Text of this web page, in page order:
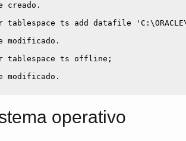
creado.
tablespace ts add datafile
modificado.
tablespace ts offline;
operativo